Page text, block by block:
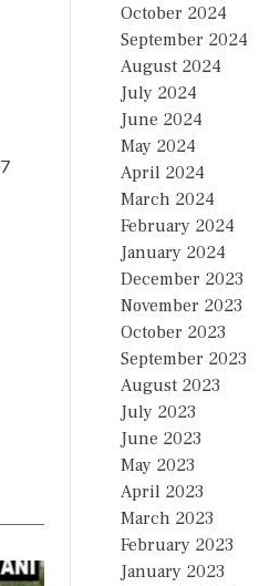
October 2024
September 2024
August 2024
July 2024
June 2024
May 2024
April 2024
March 2024
February 2024
January 2024
December 2023
November 2023
October 2023
September 2023
August 2023
July 2023
June 2023
May 2023
April 2023
March 2023
February 2023
January 2023